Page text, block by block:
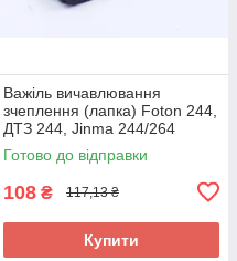
Важіль вичавлювання
зчеплення (лапка) Foton 244,
ДТЗ 244, Jinma 244/264
Готово до відправки
108 ₴ 117,13 ₴
Купити